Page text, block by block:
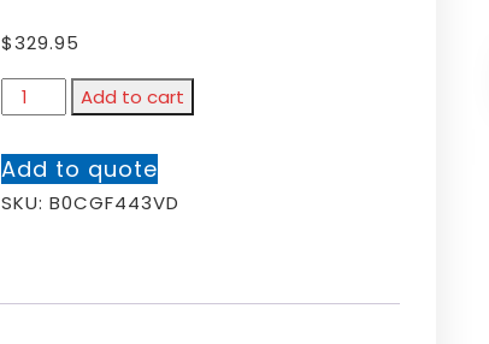
$329.95
Add to cart
Add to quote
SKU: B0CGF443VD